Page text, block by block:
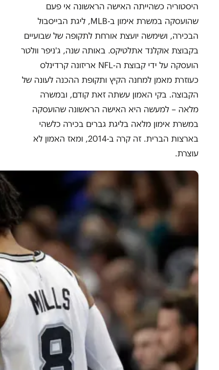
היסטוריה כשהייתה האישה הראשונה אי פעם
שהועסקה במשרת אימון ב-MLB, ליגת הבייסבול
הבכירה, ושימשה יועצת אורחת לתקופה של שבועיים
בקבוצת אוקלנד אתלטיקס. באותה שנה, ג'ניפר וולטר
הועסקה על ידי קבוצת ה-NFL אריזונה קרדינלס
כעוזרת מאמן למחנה הקיץ ותקופת ההכנה לעונה של
הקבוצה. בקי האמון עשתה זאת קודם, ובמשרה
מלאה – למעשה היא האישה הראשונה שהועסקה
במשרת אימון מלאה בליגת גברים בכירה כלשהי
בארצות הברית. זה קרה ב-2014, ומאז האמון לא
עוצרת.